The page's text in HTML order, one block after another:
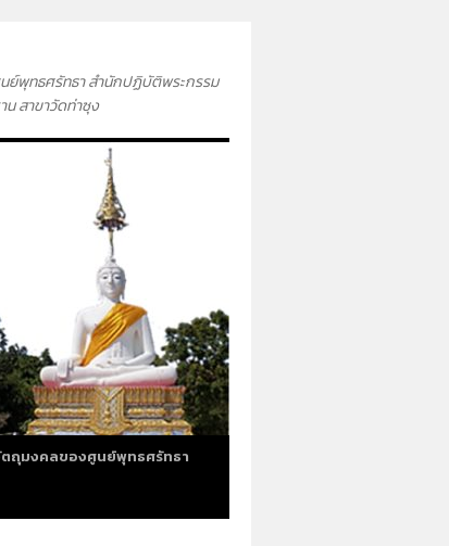
ย์พุทธศรัทธา สำนักปฏิบัติพระกรรม
น สาขาวัดท่าซุง
ถุมงคลของศูนย์พุทธศรัทธา